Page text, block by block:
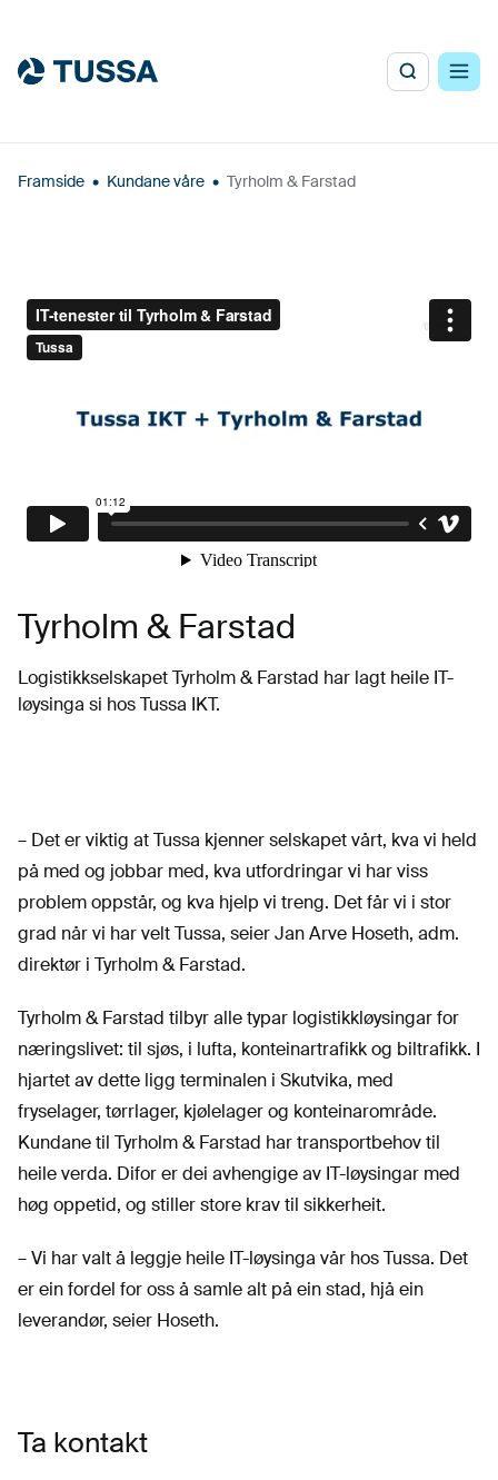
Framside • Kundane våre • Tyrholm & Farstad
Tyrholm & Farstad
Logistikkselskapet Tyrholm & Farstad har lagt heile IT-
løysinga si hos Tussa IKT.
– Det er viktig at Tussa kjenner selskapet vårt, kva vi held
på med og jobbar med, kva utfordringar vi har viss
problem oppstår, og kva hjelp vi treng. Det får vi i stor
grad når vi har velt Tussa, seier Jan Arve Hoseth, adm.
direktør i Tyrholm & Farstad.
Tyrholm & Farstad tilbyr alle typar logistikkløysingar for
næringslivet: til sjøs, i lufta, konteinartrafikk og biltrafikk. I
hjartet av dette ligg terminalen i Skutvika, med
fryselager, tørrlager, kjølelager og konteinarområde.
Kundane til Tyrholm & Farstad har transportbehov til
heile verda. Difor er dei avhengige av IT-løysingar med
høg oppetid, og stiller store krav til sikkerheit.
– Vi har valt å leggje heile IT-løysinga vår hos Tussa. Det
er ein fordel for oss å samle alt på ein stad, hjå ein
leverandør, seier Hoseth.
Ta kontakt